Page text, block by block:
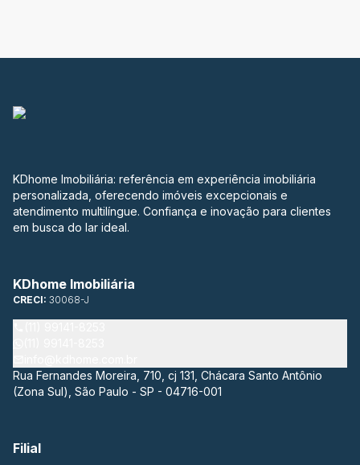
KDhome Imobiliária: referência em experiência imobiliária
personalizada, oferecendo imóveis excepcionais e
atendimento multilíngue. Confiança e inovação para clientes
em busca do lar ideal.
KDhome Imobiliária
CRECI: 30068-J
Rua Fernandes Moreira, 710, cj 131, Chácara Santo Antônio
(Zona Sul), São Paulo - SP - 04716-001
Filial